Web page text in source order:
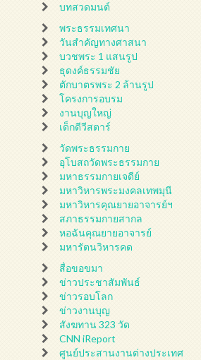
บทสวดมนต์
พระธรรมเทศนา
วันสำคัญทางศาสนา
บวชพระ 1 แสนรูป
ธุดงค์ธรรมชัย
ตักบาตรพระ 2 ล้านรูป
โครงการอบรม
งานบุญใหญ่
เด็กดีวีสตาร์
วัดพระธรรมกาย
อุโบสถวัดพระธรรมกาย
มหาธรรมกายเจดีย์
มหาวิหารพระมงคลเทพมุนี
มหาวิหารคุณยายอาจารย์ฯ
สภาธรรมกายสากล
หอฉันคุณยายอาจารย์
มหารัตนวิหารคด
สื่อขอขมา
ข่าวประชาสัมพันธ์
ข่าวรอบโลก
ข่าวงานบุญ
สังฆทาน 323 วัด
CNN iReport
ศูนย์ประสานงานต่างประเทศ